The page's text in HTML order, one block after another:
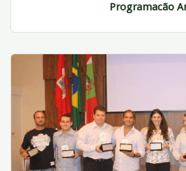
Programacão